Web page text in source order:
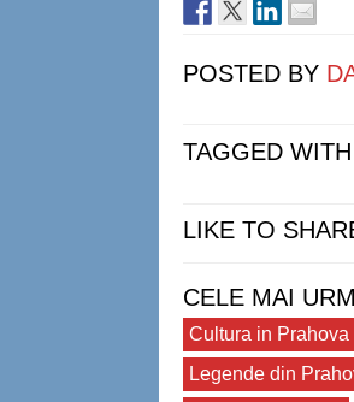
POSTED BY
TAGGED WITH
LIKE TO
CELE MAI
Cultura in Prahova
Legende din